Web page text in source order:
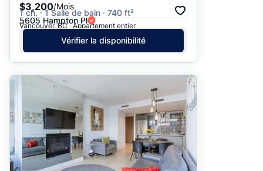
$3,200/Mois
1 ch. · 1 Salle de bain · 740 ft²
5605 Hampton Pl
Vancouver, BC · Appartement entier
Vérifier la disponibilité